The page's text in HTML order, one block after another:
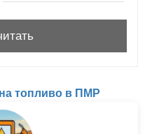
топливо в ПМР